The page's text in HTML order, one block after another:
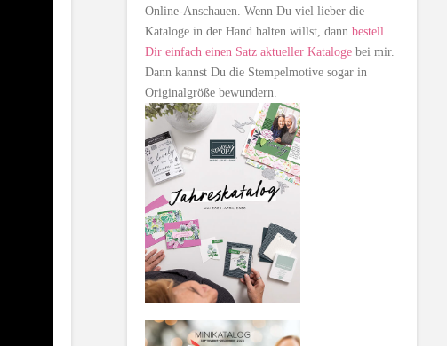
Online-Anschauen. Wenn Du viel lieber die
Kataloge in der Hand halten willst, dannbestell
Dir einfach einen Satz aktueller Kataloge bei mir.
Dann kannst Du die Stempelmotive sogar in
Originalgröße bewundern.